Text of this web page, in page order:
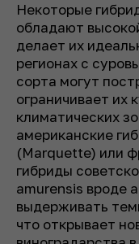
Некоторые
обладают
делает их
регионах с
сорта могут
ограничивает их
климатических
американские
(Marquette) или
гибриды
amurensis вроде
выдерживать
что открывает